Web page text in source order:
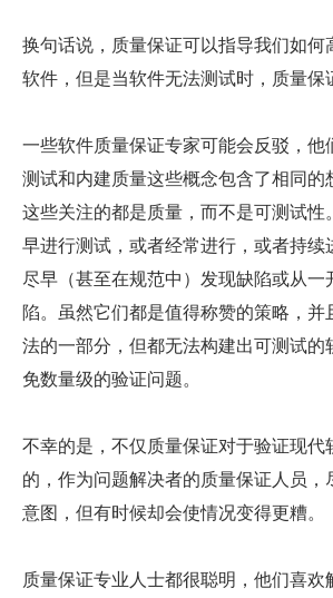
换句话说，质量保证可以指导我们如何
软件，但是当软件无法测试时，质量保
一些软件质量保证专家可能会反驳，他
测试和内建质量这些概念包含了相同的
这些关注的都是质量，而不是可测试性
早进行测试，或者经常进行，或者持续
尽早（甚至在规范中）发现缺陷或从一
陷。虽然它们都是值得称赞的策略，并
法的一部分，但都无法构建出可测试的
免数量级的验证问题。
不幸的是，不仅质量保证对于验证现代
的，作为问题解决者的质量保证人员，
意图，但有时候却会使情况变得更糟。
质量保证专业人士都很聪明，他们喜